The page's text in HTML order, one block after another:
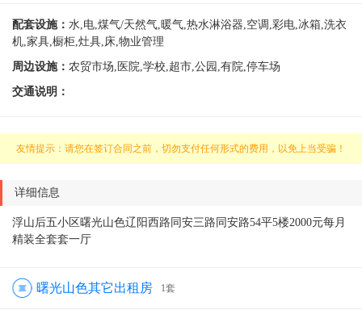
配套设施： 水,电,煤气/天然气,暖气,热水淋浴器,空调,彩电,冰箱,洗衣
机,家具,橱柜,灶具,床,物业管理
周边设施： 农贸市场,医院,学校,超市,公园,有院,停车场
交通说明：
友情提示：请您在签订合同之前，切勿支付任何形式的费用，以免上当受骗！
详细信息
浮山后五小区曙光山色辽阳西路同安三路同安路54平5楼2000元每月
精装全套套一厅
曙光山色其它出租房 1套